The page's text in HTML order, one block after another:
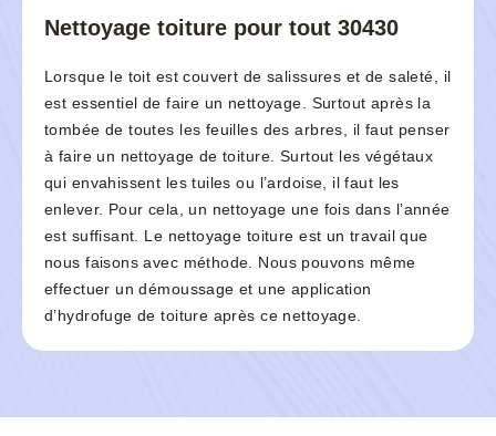
Nettoyage toiture pour tout 30430
Lorsque le toit est couvert de salissures et de saleté, il
est essentiel de faire un nettoyage. Surtout après la
tombée de toutes les feuilles des arbres, il faut penser
à faire un nettoyage de toiture. Surtout les végétaux
qui envahissent les tuiles ou l’ardoise, il faut les
enlever. Pour cela, un nettoyage une fois dans l’année
est suffisant. Le nettoyage toiture est un travail que
nous faisons avec méthode. Nous pouvons même
effectuer un démoussage et une application
d’hydrofuge de toiture après ce nettoyage.